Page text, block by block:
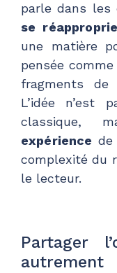
parle dans les
se
une matière
pensée comme
fragments de
L’idée n’est
classique,
expérience de
complexité du
le lecteur.
Partager
autrement